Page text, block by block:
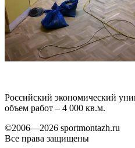
Российский экономический
объем работ – 4 000 кв.м.
©2006—2026 sportmontazh.ru
Все права защищены